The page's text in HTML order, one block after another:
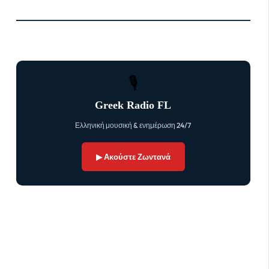
🎙
Greek Radio FL
Ελληνική μουσική & ενημέρωση 24/7
▶ Ακούστε Ζωντανά